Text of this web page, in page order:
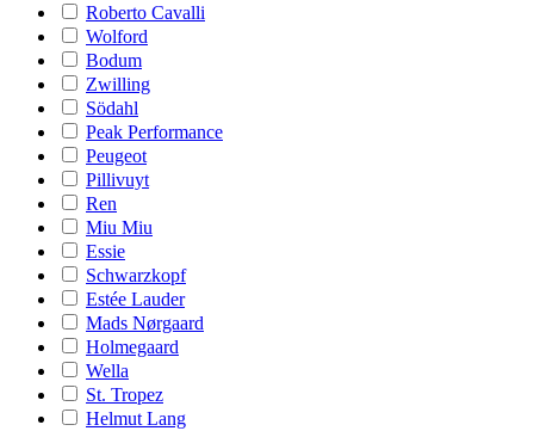
Roberto Cavalli
Wolford
Bodum
Zwilling
Södahl
Peak Performance
Peugeot
Pillivuyt
Ren
Miu Miu
Essie
Schwarzkopf
Estée Lauder
Mads Nørgaard
Holmegaard
Wella
St. Tropez
Helmut Lang